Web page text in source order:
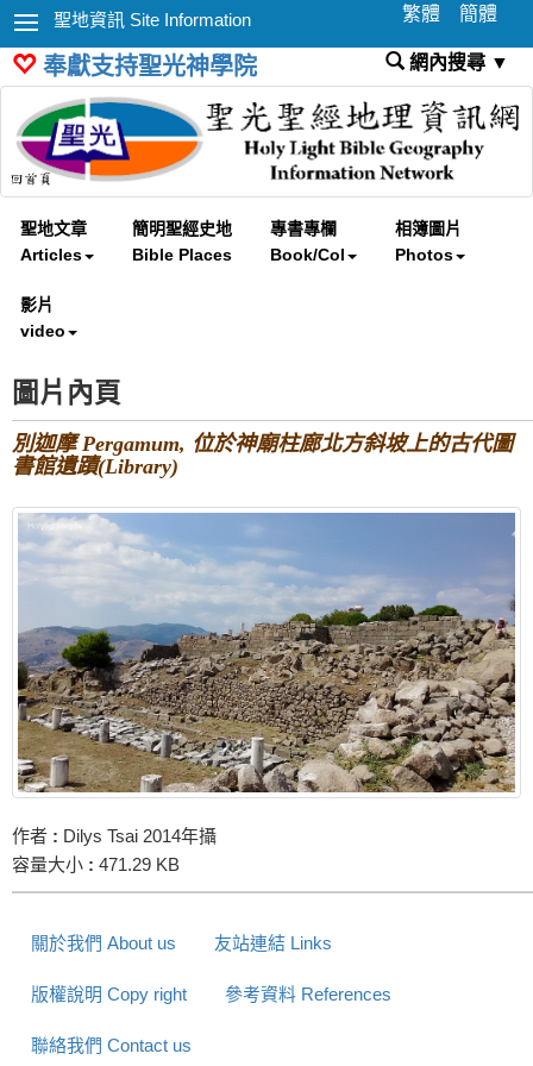
聖地資訊 Site Information 繁體 簡體
奉獻支持聖光神學院 網內搜尋 ▼
聖地文章
Articles
簡明聖經史地
Bible Places
專書專欄
Book/Col
相簿圖片
Photos
影片
video
圖片內頁
別迦摩 Pergamum, 位於神廟柱廊北方斜坡上的古代圖
書館遺蹟(Library)
作者 : Dilys Tsai 2014年攝
容量大小 : 471.29 KB
關於我們 About us 友站連結 Links
版權說明 Copy right 參考資料 References
聯絡我們 Contact us